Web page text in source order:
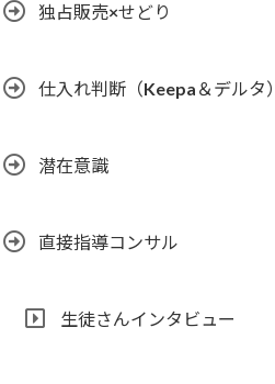
独占販売×せどり
仕入れ判断（Keepa＆デルタ）
潜在意識
直接指導コンサル
生徒さんインタビュー